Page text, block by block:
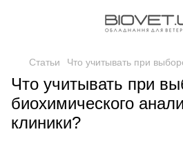
Статьи Что учитывать при
Что учитывать при
биохимического
клиники?